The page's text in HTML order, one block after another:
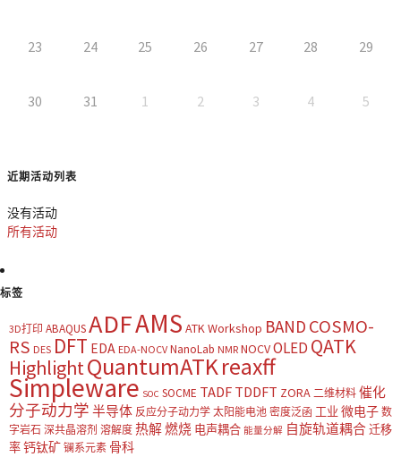
23 24 25 26 27 28 29
30 31 1 2 3 4 5
近期活动列表
没有活动
所有活动
标签
3D打印 ABAQUSADFAMS ATK Workshop BAND COSMO-
RS DES DFT EDA EDA-NOCV NanoLab NMR NOCVOLED QATK
HighlightQuantumATKreaxff
Simpleware SOC SOCME TADF TDDFT ZORA 二维材料 催化
分子动力学 半导体 反应分子动力学 太阳能电池 密度泛函 工业 微电子 数
字岩石 深共晶溶剂 溶解度 热解燃烧 电声耦合 能量分解 自旋轨道耦合迁移
率钙钛矿 镧系元素 骨科